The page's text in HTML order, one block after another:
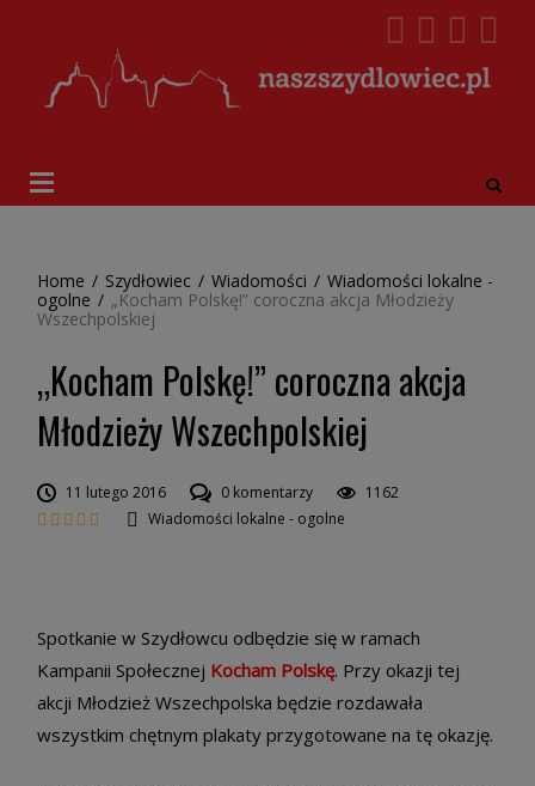
Home / Szydłowiec / Wiadomości / Wiadomości lokalne -
ogolne / „Kocham Polskę!” coroczna akcja Młodzieży
Wszechpolskiej
„Kocham Polskę!” coroczna akcja
Młodzieży Wszechpolskiej
11 lutego 2016 0 komentarzy
1162
Wiadomości lokalne - ogolne
Spotkanie w Szydłowcu odbędzie się w ramach
Kampanii Społecznej Kocham Polskę. Przy okazji tej
akcji Młodzież Wszechpolska będzie rozdawała
wszystkim chętnym plakaty przygotowane na tę okazję.